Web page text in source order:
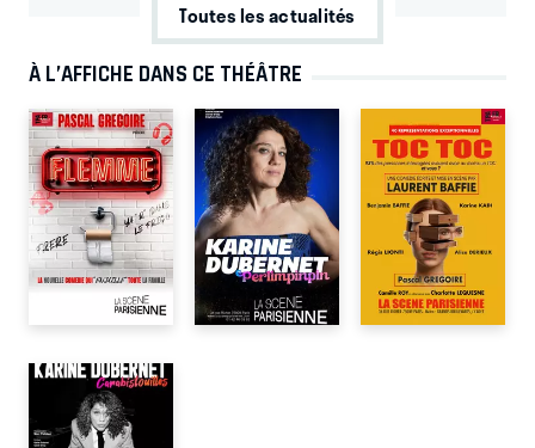
Toutes les actualités
À L’AFFICHE DANS CE THÉÂTRE